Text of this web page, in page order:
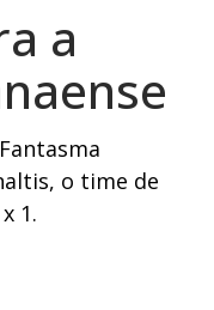
a
o time de
1.